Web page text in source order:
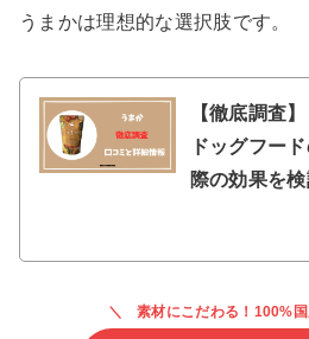
うまかは理想的な選択肢です。
【徹底調査
ドッグフー
際の効果を検
素材にこだわる！100%国